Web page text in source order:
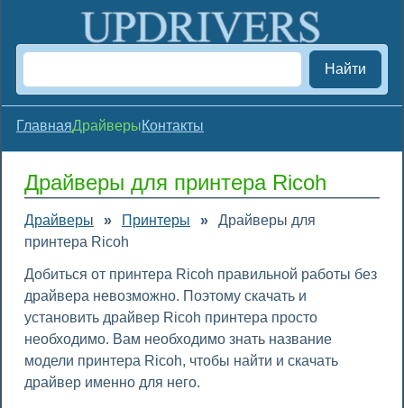
Найти
ГлавнаяДрайверыКонтакты
Драйверы для принтера Ricoh
Драйверы » Принтеры »
Драйверы для
принтера Ricoh
Добиться от принтера Ricoh правильной работы без
драйвера невозможно. Поэтому скачать и
установить драйвер Ricoh принтера просто
необходимо. Вам необходимо знать название
модели принтера Ricoh, чтобы найти и скачать
драйвер именно для него.